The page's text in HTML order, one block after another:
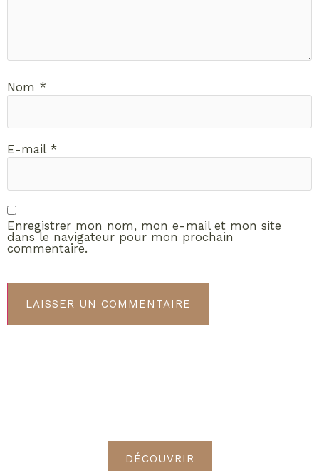
Nom *
E-mail *
Enregistrer mon nom, mon e-mail et mon site
dans le navigateur pour mon prochain
commentaire.
DÉCOUVRIR